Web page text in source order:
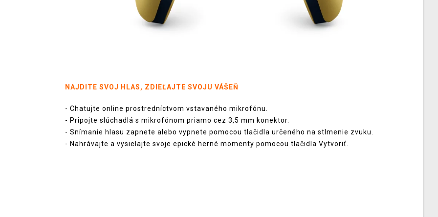
NAJDITE SVOJ HLAS, ZDIEĽAJTE SVOJU VÁŠEŇ
- Chatujte online prostredníctvom vstavaného mikrofónu.
- Pripojte slúchadlá s mikrofónom priamo cez 3,5 mm konektor.
- Snímanie hlasu zapnete alebo vypnete pomocou tlačidla určeného na stlmenie zvuku.
- Nahrávajte a vysielajte svoje epické herné momenty pomocou tlačidla Vytvoriť.